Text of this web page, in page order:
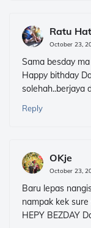
Ratu
October 23,
Sama besday
Happy bithday
solehah..berjaya
Reply
OKje
October 23,
Baru lepas
nampak kek
HEPY BEZDAY